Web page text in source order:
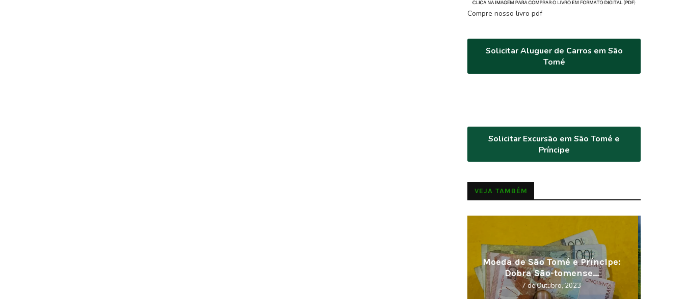
Compre nosso livro pdf
Solicitar Aluguer de Carros em São
Tomé
Solicitar Excursão em São Tomé e
Príncipe
VEJA TAMBÉM
Visitar em 2023, os melhores
destinos
5 de Novembro, 2022